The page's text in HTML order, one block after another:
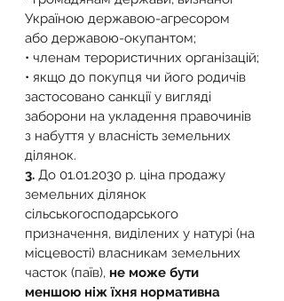
Україною державою-агресором
або державою-окупантом;
• членам терористичних організацій;
• якщо до покупця чи його родичів
застосовано санкції у вигляді
заборони на укладення правочинів
з набуття у власність земельних
ділянок.
3. До 01.01.2030 р. ціна продажу
земельних ділянок
сільськогосподарського
призначення, виділених у натурі (на
місцевості) власникам земельних
часток (паїв), не може бути
меншою ніж їхня нормативна